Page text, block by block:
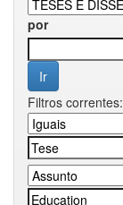
por
Filtros correntes: